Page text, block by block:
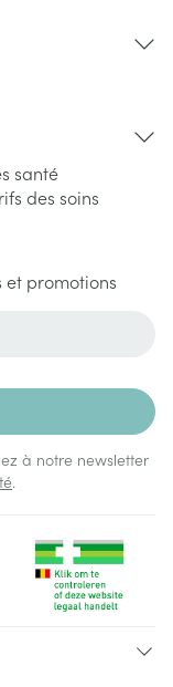
santé
des soins
et promotions
à notre newsletter
.